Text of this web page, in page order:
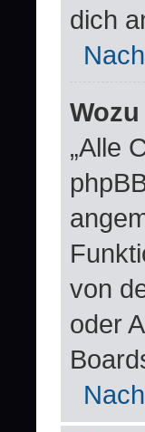
dich
„Alle
von
oder